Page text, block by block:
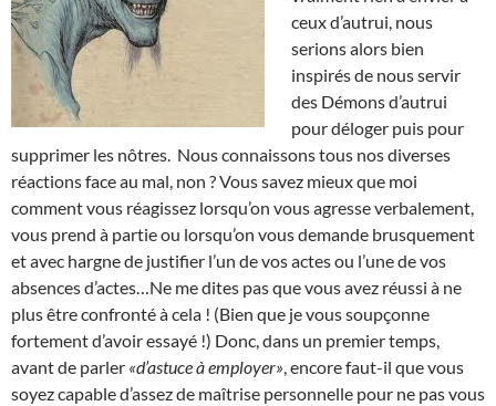
ceux d’autrui, nous
serions alors bien
inspirés de nous servir
des Démons d’autrui
pour déloger puis pour
supprimer les nôtres. Nous connaissons tous nos diverses
réactions face au mal, non ? Vous savez mieux que moi
comment vous réagissez lorsqu’on vous agresse verbalement,
vous prend à partie ou lorsqu’on vous demande brusquement
et avec hargne de justifier l’un de vos actes ou l’une de vos
absences d’actes…Ne me dites pas que vous avez réussi à ne
plus être confronté à cela ! (Bien que je vous soupçonne
fortement d’avoir essayé !) Donc, dans un premier temps,
avant de parler «d’astuce à employer» , encore faut-il que vous
soyez capable d’assez de maîtrise personnelle pour ne pas vous